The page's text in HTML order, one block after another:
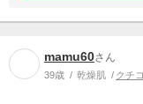
mamu60さん
39歳 乾燥肌 クチ